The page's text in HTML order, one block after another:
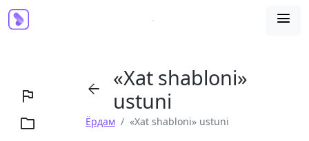




«Xat shabloni»
ustuni
Ёрдам «Xat shabloni» ustuni